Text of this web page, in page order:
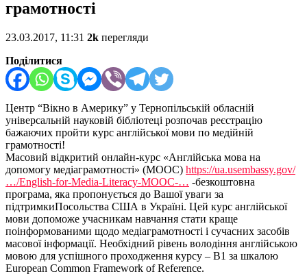
грамотності
23.03.2017, 11:31 2k перегляди
Поділитися
Центр “Вікно в Америку” у Тернопільській обласній
універсальній науковій бібліотеці розпочав реєстрацію
бажаючих пройти курс англійської мови по медійній
грамотності!
Масовий відкритий онлайн-курс «Англійська мова на
допомогу медіаграмотності» (MООС) https://ua.usembassy.gov/
…/English-for-Media-Literacy-MOOC-… -безкоштовна
програма, яка пропонується до Вашої уваги за
підтримкиПосольства США в Україні. Цей курс англійської
мови допоможе учасникам навчання стати краще
поінформованими щодо медіаграмотності і сучасних засобів
масової інформації. Необхідний рівень володіння англійською
мовою для успішного проходження курсу – B1 за шкалою
European Common Framework of Reference.